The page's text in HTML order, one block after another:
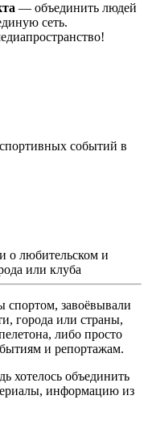
— объединить людей
сеть.
событий в
о любительском и
или клуба
спортом, завоёвывали
города или страны,
либо просто
и репортажам.
хотелось объединить
информацию из